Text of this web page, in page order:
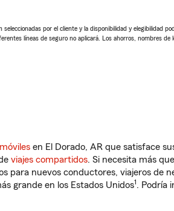
por el cliente y la disponibilidad y elegibilidad
líneas de seguro no aplicará. Los ahorros, nombres de
en El Dorado, AR que satisface
viajes compartidos. Si necesita más
para nuevos conductores, viajeros de
grande en los Estados Unidos1. Podría